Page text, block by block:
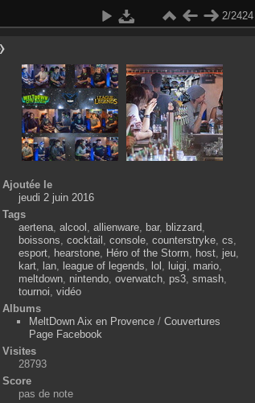
2/2424
Ajoutée le
jeudi 2 juin 2016
Tags
aertena, alcool , allienware, bar, blizzard,
boissons, cocktail , console, counterstryke, cs,
esport, hearstone, Héro of the Storm, host, jeu,
kart, lan, league of legends, lol , luigi, mario,
meltdown, nintendo, overwatch, ps3, smash,
tournoi, vidéo
Albums
MeltDown Aix en Provence/ Couvertures
Page Facebook
Visites
28793
Score
pas de note